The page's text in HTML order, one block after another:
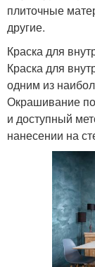
плиточные
другие.
Краска для
Краска для
одним из
Окрашивание
и доступный
нанесении на